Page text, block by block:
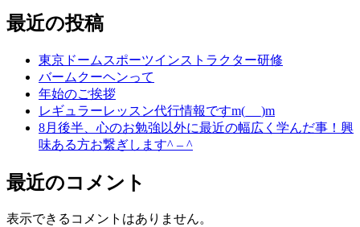
最近の投稿
東京ドームスポーツインストラクター研修
バームクーヘンって
年始のご挨拶
レギュラーレッスン代行情報ですm(_ _)m
8月後半、心のお勉強以外に最近の幅広く学んだ事！興
味ある方お繋ぎします^ – ^
最近のコメント
表示できるコメントはありません。